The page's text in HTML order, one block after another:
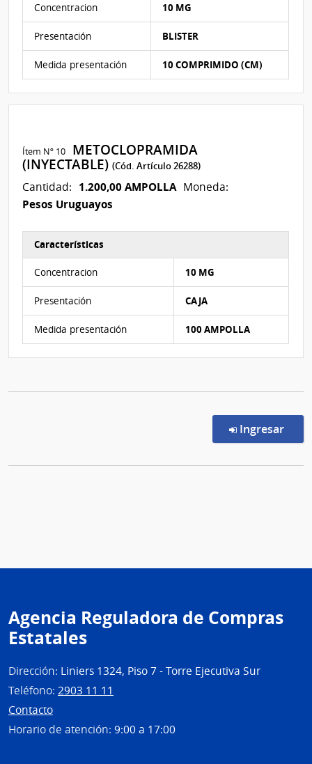
Concentracion 10 MG
Presentación BLISTER
Medida presentación 10 COMPRIMIDO (CM)
Ítem Nº 10
METOCLOPRAMIDA
(INYECTABLE)(Cód. Artículo 26288)
Cantidad: 1.200,00 AMPOLLA Moneda:
Pesos Uruguayos
Características del Ítem Nº 10
Características
Concentracion 10 MG
Presentación CAJA
Medida presentación 100 AMPOLLA
Ingresar
Agencia Reguladora de Compras
Estatales
Dirección: Liniers 1324, Piso 7 - Torre Ejecutiva Sur
Teléfono: 2903 11 11
Contacto
Horario de atención: 9:00 a 17:00